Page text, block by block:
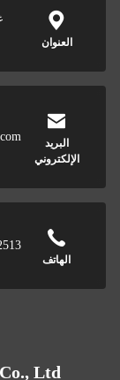
العنوان
البريد
الإلكتروني
الهاتف
Ltd.